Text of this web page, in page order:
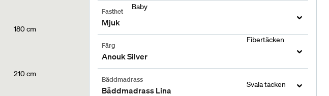
180 cm
210 cm
Baby
Fibertäcken
Svala täcken
Fasthet
Mjuk
Färg
Anouk Silver
Bäddmadrass
Bäddmadrass Lina